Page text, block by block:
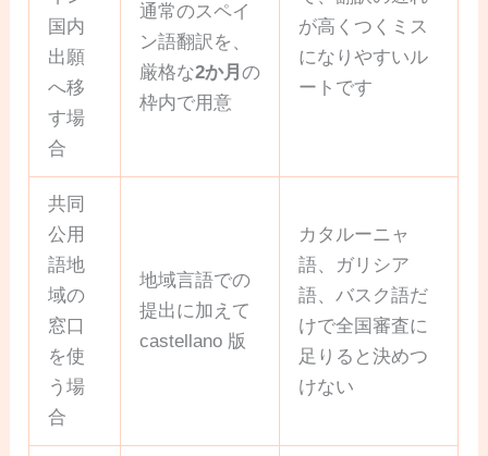
国内
出願
へ移
す場
合
通常のスペイ
ン語翻訳を、
厳格な2か月の
枠内で用意
が高くつくミス
になりやすいル
ートです
共同
公用
語地
域の
窓口
を使
う場
合
地域言語での
提出に加えて
castellano 版
カタルーニャ
語、ガリシア
語、バスク語だ
けで全国審査に
足りると決めつ
けない